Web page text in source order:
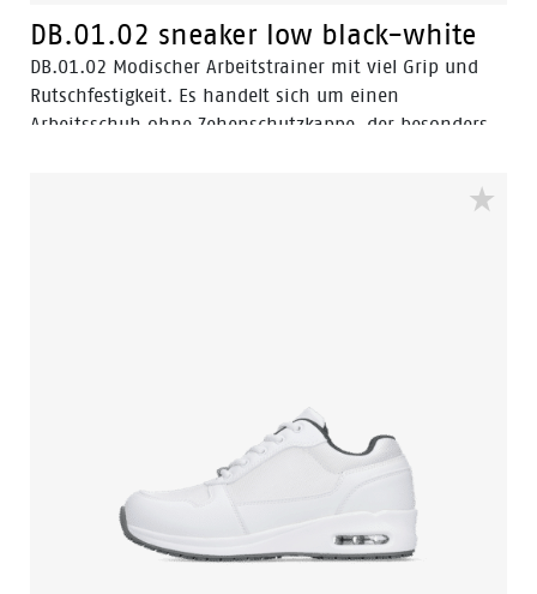
DB.01.02 sneaker low black-white
DB.01.02 Modischer Arbeitstrainer mit viel Grip und
Rutschfestigkeit. Es handelt sich um einen
Arbeitsschuh ohne Zehenschutzkappe, der besonders
und im Reinigungs- und Friseurgewerbe geeignet ist.